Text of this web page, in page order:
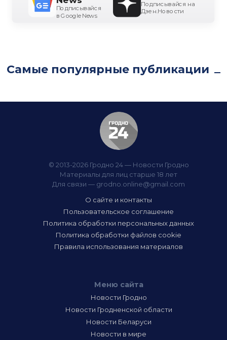
Подписывайся
в Google News
Подписывайся на
Дзен.Новости
Самые популярные публикации
© 2013-2026 Гродно 24 — Новости Гродно
Материалы для лиц старше 18 лет
Для связи — grodno.online@gmail.com
О сайте и контакты
Пользовательское соглашение
Политика обработки персональных данных
Политика обработки файлов cookie
Правила использования материалов
Меню сайта
Новости Гродно
Новости Гродненской области
Новости Беларуси
Новости в мире